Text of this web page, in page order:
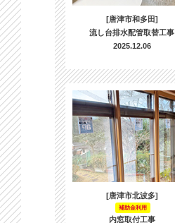
[唐津市和多田]
流し台排水配管取替工事
2025.12.06
[唐津市北波多]
補助金利用
内窓取付工事